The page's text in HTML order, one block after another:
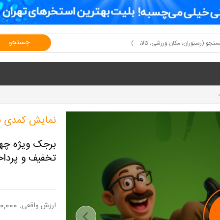
جستجو
نمایش
تخفیف و پرداخت تنها
ارزش واقعی: